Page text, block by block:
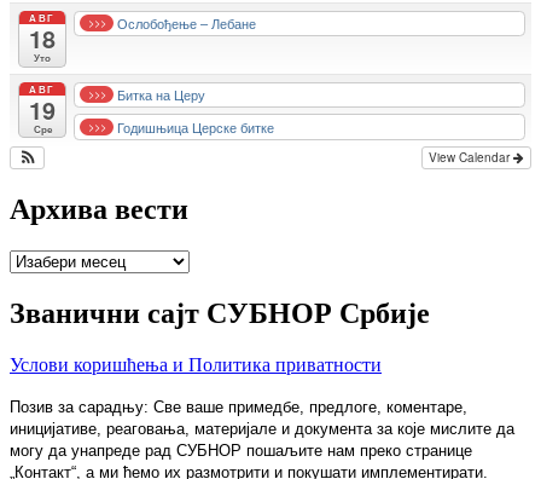
АВГ
18
Уто
>>> Ослобођење – Лебане
АВГ
19
Сре
>>> Битка на Церу
>>> Годишњица Церске битке
View Calendar
Архива вести
Архива
Званични сајт СУБНОР Србије
Услови коришћења и Политика приватности
Позив за сарадњу: Све ваше примедбе, предлоге, коментаре,
иницијативе, реаговања, материјале и документа за које мислите да
могу да унапреде рад СУБНОР пошаљите нам преко странице
„Контакт“, а ми ћемо их размотрити и покушати имплементирати.